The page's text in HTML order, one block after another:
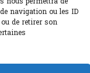
navigation ou les ID
de retirer son
la santé.